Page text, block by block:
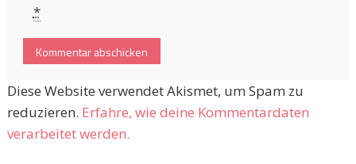
*
Diese Website verwendet Akismet, um Spam zu
reduzieren. Erfahre, wie deine Kommentardaten
verarbeitet werden.